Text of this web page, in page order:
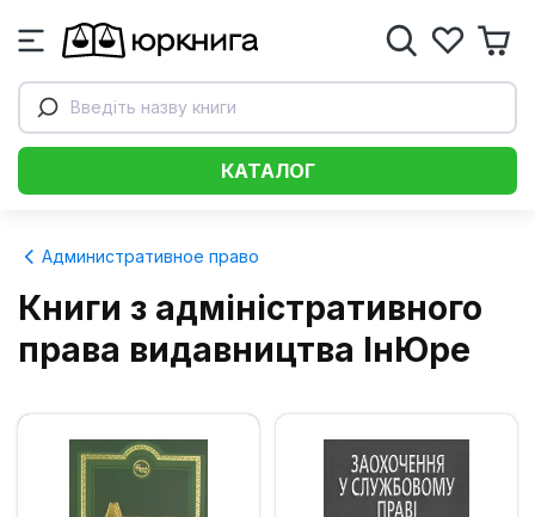
Введіть назву книги
КАТАЛОГ
Административное право
Книги з адміністративного
права видавництва ІнЮре